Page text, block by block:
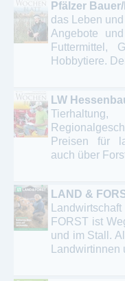
Pfälzer
das Leben
Angebote
Futtermittel,
Hobbytiere.
LW
Preisen für
auch über
LAND &
FORST ist
und im Stall.
Landwirtinnen